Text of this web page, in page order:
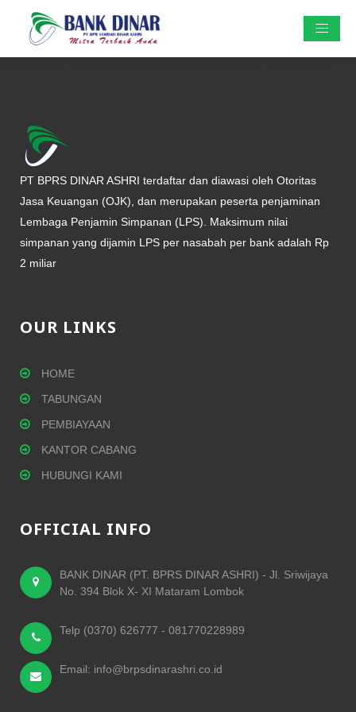
PT BPRS DINAR ASHRI terdaftar dan diawasi oleh Otoritas
Jasa Keuangan (OJK), dan merupakan peserta penjaminan
Lembaga Penjamin Simpanan (LPS). Maksimum nilai
simpanan yang dijamin LPS per nasabah per bank adalah Rp
2 miliar
OUR LINKS
HOME
TABUNGAN
PEMBIAYAAN
KANTOR CABANG
HUBUNGI KAMI
OFFICIAL INFO
BANK DINAR (PT. BPRS DINAR ASHRI) - Jl. Sriwijaya
No. 394 Blok X- XI Mataram Lombok
Telp (0370) 626777 - 081770228989
Email: info@brpsdinarashri.co.id